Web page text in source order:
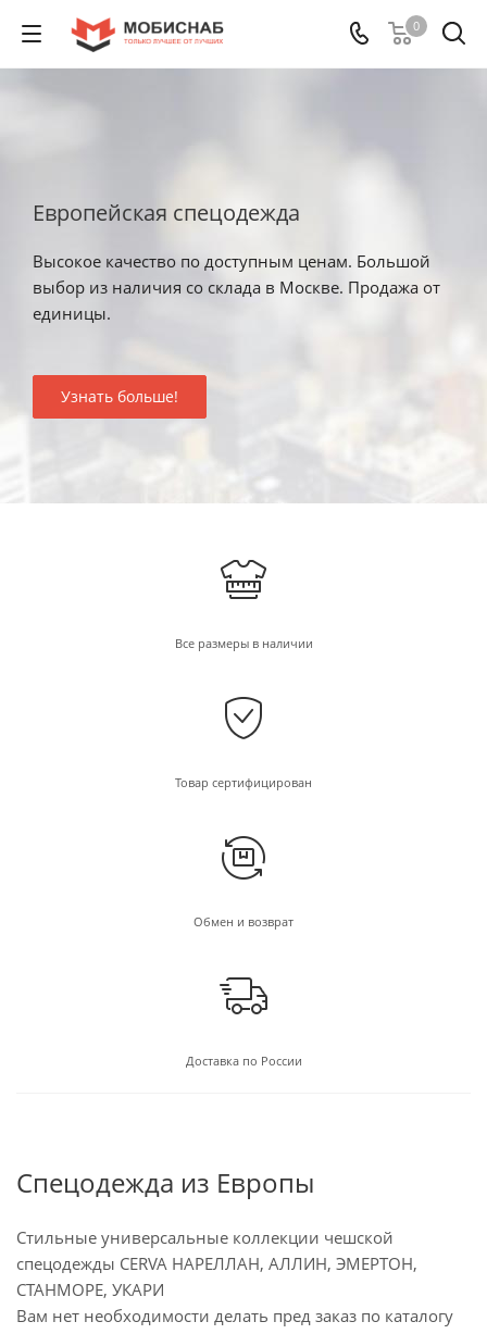
0
Европейская спецодежда
Высокое качество по доступным ценам. Большой
выбор из наличия со склада в Москве. Продажа от
единицы.
Узнать больше!
Все размеры в наличии
Товар сертифицирован
Обмен и возврат
Доставка по России
Спецодежда из Европы
Стильные универсальные коллекции чешской
спецодежды CERVA НАРЕЛЛАН, АЛЛИН, ЭМЕРТОН,
СТАНМОРЕ, УКАРИ
Вам нет необходимости делать пред заказ по каталогу